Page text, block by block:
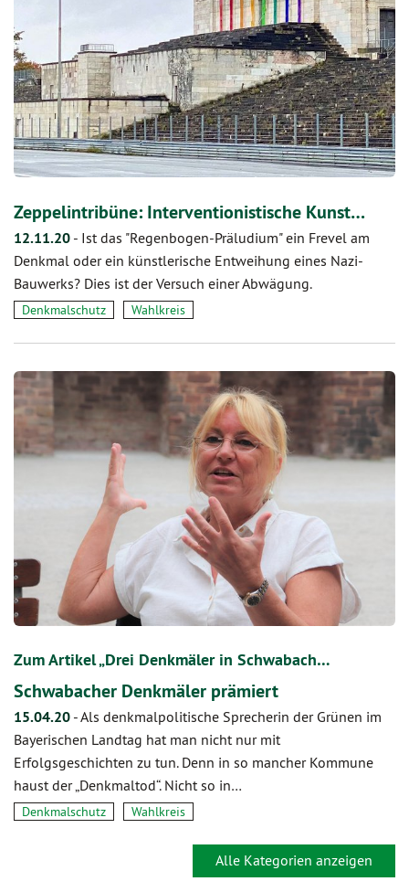
Zeppelintribüne: Interventionistische Kunst…
12.11.20 - Ist das "Regenbogen-Präludium" ein Frevel am
Denkmal oder ein künstlerische Entweihung eines Nazi-
Bauwerks? Dies ist der Versuch einer Abwägung.
Denkmalschutz Wahlkreis
Zum Artikel „Drei Denkmäler in Schwabach…
Schwabacher Denkmäler prämiert
15.04.20 -Als denkmalpolitische Sprecherin der Grünen im
Bayerischen Landtag hat man nicht nur mit
Erfolgsgeschichten zu tun. Denn in so mancher Kommune
haust der „Denkmaltod“. Nicht so in…
Denkmalschutz Wahlkreis
Alle Kategorien anzeigen